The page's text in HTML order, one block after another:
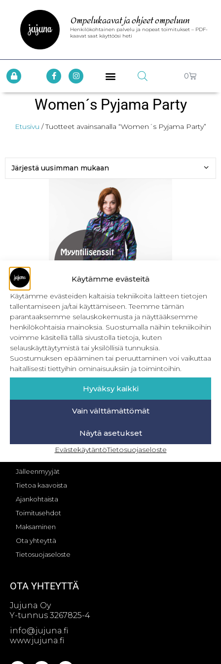
Käytämme evästeitä
Käytämme evästeiden kaltaisia tekniikoita laitteen tietojen
tallentamiseen ja/tai käyttämiseen. Teemme tämän
parantaaksemme selauskokemusta ja näyttääksemme
henkilökohtaisia mainoksia. Suostumalla näihin tekniikoihin
voimme käsitellä tällä sivustolla tietoja, kuten
selauskäyttäytymistä tai yksilöllisiä tunnuksia.
Suostumuksen epääminen tai peruuttaminen voi vaikuttaa
haitallisesti tiettyihin ominaisuuksiin ja toimintoihin.
Hyväksy kaikki
Vain välttämättömät
Näytä asetukset
EvästekäytäntöTietosuojaseloste
Ompelukaavat ja ohjeet ompeluun
Henkilökohtainen palvelu ja nopeat toimitukset – PDF-
kaavat saat käyttöösi heti
0
Women´s Pyjama Party
Etusivu / Tuotteet avainsanalla “Women´s Pyjama Party”
Myyntilisenssit – Naisten ompelukaavat
39,90€ – 59,90€ Sis. ALV
Valitse vaihtoehdoista
OMA TILI – KIRJAUTUMINEN
Jälleenmyyjät
Tietoa kaavoista
Ajankohtaista
Toimitusehdot
Maksaminen
Ota yhteyttä
Tietosuojaseloste
OTA YHTEYTTÄ
Jujuna Oy
Y-tunnus 3267825-4
info@jujuna.fi
www.jujuna.fi